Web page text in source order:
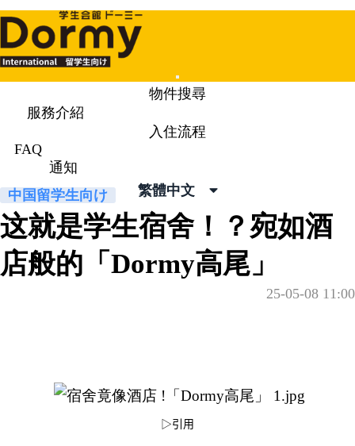
Mobile
Menu
物件搜尋
服務介紹
入住流程
FAQ
通知
繁體中文
通知
中国留学生向け
这就是学生宿舍！？宛如酒
店般的「Dormy高尾」
25-05-08 11:00
▷引用